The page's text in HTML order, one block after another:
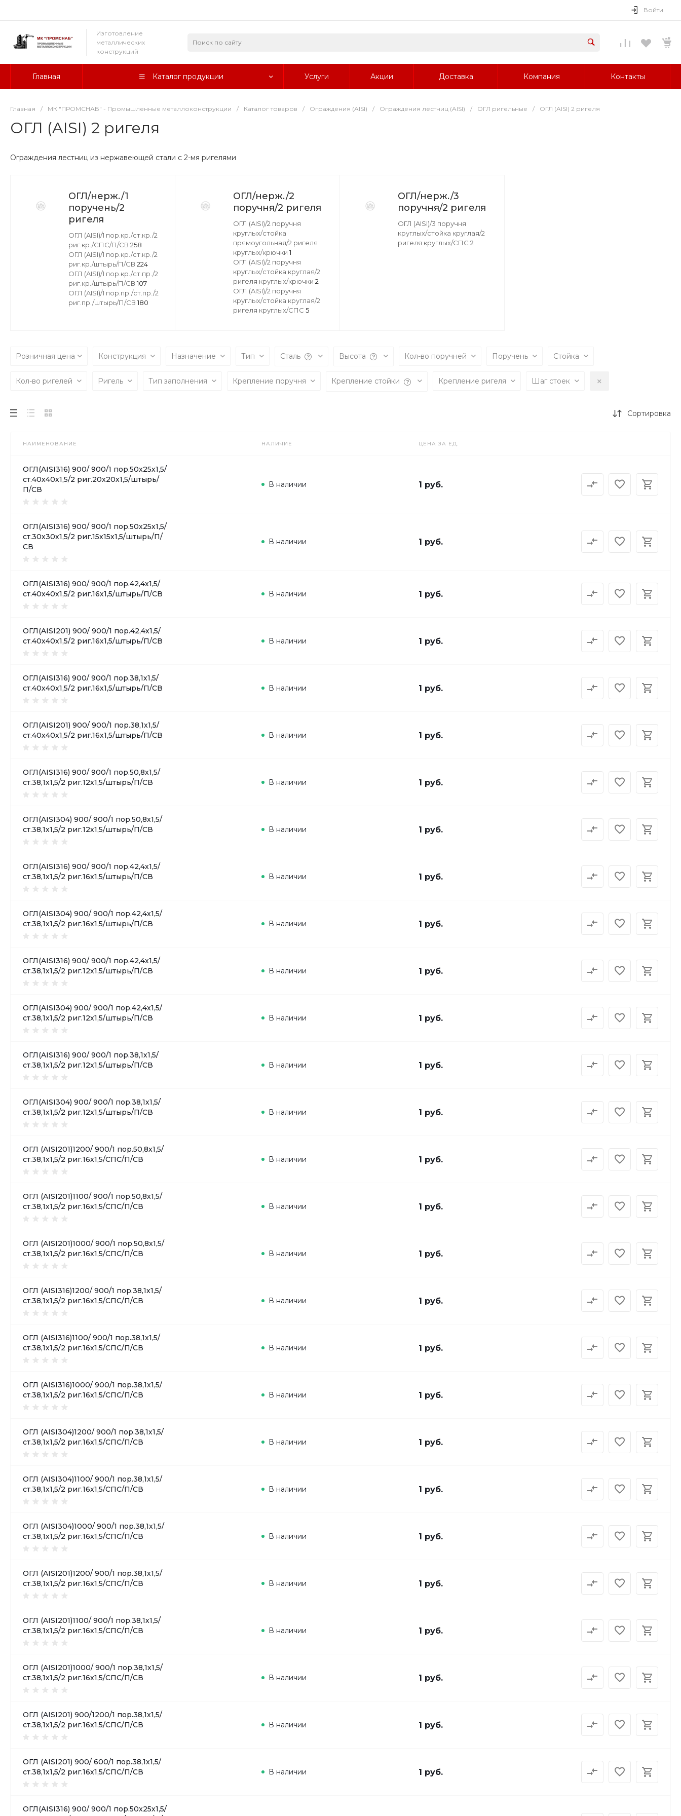
Войти
Изготовление
металлических
конструкций
Главная Каталог продукции Услуги Акции Доставка Компания Контакты
Главная / МК "ПРОМСНАБ" - Промышленные металлоконструкции / Каталог товаров / Ограждения (AISI) / Ограждения лестниц (AISI) / ОГЛ ригельные / ОГЛ (AISI) 2 ригеля
ОГЛ (AISI) 2 ригеля
Ограждения лестниц из нержавеющей стали с 2-мя ригелями
ОГЛ/нерж./1
поручень/2
ригеля
ОГЛ (AISI)/1 пор.кр./ст.кр./2
риг.кр./СПС/П/СВ 258
ОГЛ (AISI)/1 пор.кр./ст.кр./2
риг.кр./штырь/П/СВ 224
ОГЛ (AISI)/1 пор.кр./ст.пр./2
риг.кр./штырь/П/СВ 107
ОГЛ (AISI)/1 пор.пр./ст.пр./2
риг.пр./штырь/П/СВ 180
ОГЛ/нерж./2
поручня/2 ригеля
ОГЛ (AISI)/2 поручня
круглых/стойка
прямоугольная/2 ригеля
круглых/крючки 1
ОГЛ (AISI)/2 поручня
круглых/стойка круглая/2
ригеля круглых/крючки 2
ОГЛ (AISI)/2 поручня
круглых/стойка круглая/2
ригеля круглых/СПС 5
ОГЛ/нерж./3
поручня/2 ригеля
ОГЛ (AISI)/3 поручня
круглых/стойка круглая/2
ригеля круглых/СПС 2
Розничная цена Конструкция Назначение Тип Сталь Высота Кол-во поручней Поручень Стойка
Кол-во ригелей Ригель Тип заполнения Крепление поручня Крепление стойки Крепление ригеля Шаг стоек
Сортировка
НАИМЕНОВАНИЕ НАЛИЧИЕ ЦЕНА ЗА ЕД.
ОГЛ(AISI316) 900/ 900/1 пор.50х25х1,5/
ст.40х40х1,5/2 риг.20х20х1,5/штырь/
П/СВ
В наличии 1 руб.
ОГЛ(AISI316) 900/ 900/1 пор.50х25х1,5/
ст.30х30х1,5/2 риг.15х15х1,5/штырь/П/
СВ
В наличии 1 руб.
ОГЛ(AISI316) 900/ 900/1 пор.42,4х1,5/
ст.40х40х1,5/2 риг.16х1,5/штырь/П/СВ
В наличии 1 руб.
ОГЛ(AISI201) 900/ 900/1 пор.42,4х1,5/
ст.40х40х1,5/2 риг.16х1,5/штырь/П/СВ
В наличии 1 руб.
ОГЛ(AISI316) 900/ 900/1 пор.38,1х1,5/
ст.40х40х1,5/2 риг.16х1,5/штырь/П/СВ
В наличии 1 руб.
ОГЛ(AISI201) 900/ 900/1 пор.38,1х1,5/
ст.40х40х1,5/2 риг.16х1,5/штырь/П/СВ
В наличии 1 руб.
ОГЛ(AISI316) 900/ 900/1 пор.50,8х1,5/
ст.38,1х1,5/2 риг.12х1,5/штырь/П/СВ
В наличии 1 руб.
ОГЛ(AISI304) 900/ 900/1 пор.50,8х1,5/
ст.38,1х1,5/2 риг.12х1,5/штырь/П/СВ
В наличии 1 руб.
ОГЛ(AISI316) 900/ 900/1 пор.42,4х1,5/
ст.38,1х1,5/2 риг.16х1,5/штырь/П/СВ
В наличии 1 руб.
ОГЛ(AISI304) 900/ 900/1 пор.42,4х1,5/
ст.38,1х1,5/2 риг.16х1,5/штырь/П/СВ
В наличии 1 руб.
ОГЛ(AISI316) 900/ 900/1 пор.42,4х1,5/
ст.38,1х1,5/2 риг.12х1,5/штырь/П/СВ
В наличии 1 руб.
ОГЛ(AISI304) 900/ 900/1 пор.42,4х1,5/
ст.38,1х1,5/2 риг.12х1,5/штырь/П/СВ
В наличии 1 руб.
ОГЛ(AISI316) 900/ 900/1 пор.38,1х1,5/
ст.38,1х1,5/2 риг.12х1,5/штырь/П/СВ
В наличии 1 руб.
ОГЛ(AISI304) 900/ 900/1 пор.38,1х1,5/
ст.38,1х1,5/2 риг.12х1,5/штырь/П/СВ
В наличии 1 руб.
ОГЛ (AISI201)1200/ 900/1 пор.50,8х1,5/
ст.38,1х1,5/2 риг.16х1,5/СПС/П/СВ
В наличии 1 руб.
ОГЛ (AISI201)1100/ 900/1 пор.50,8х1,5/
ст.38,1х1,5/2 риг.16х1,5/СПС/П/СВ
В наличии 1 руб.
ОГЛ (AISI201)1000/ 900/1 пор.50,8х1,5/
ст.38,1х1,5/2 риг.16х1,5/СПС/П/СВ
В наличии 1 руб.
ОГЛ (AISI316)1200/ 900/1 пор.38,1х1,5/
ст.38,1х1,5/2 риг.16х1,5/СПС/П/СВ
В наличии 1 руб.
ОГЛ (AISI316)1100/ 900/1 пор.38,1х1,5/
ст.38,1х1,5/2 риг.16х1,5/СПС/П/СВ
В наличии 1 руб.
ОГЛ (AISI316)1000/ 900/1 пор.38,1х1,5/
ст.38,1х1,5/2 риг.16х1,5/СПС/П/СВ
В наличии 1 руб.
ОГЛ (AISI304)1200/ 900/1 пор.38,1х1,5/
ст.38,1х1,5/2 риг.16х1,5/СПС/П/СВ
В наличии 1 руб.
ОГЛ (AISI304)1100/ 900/1 пор.38,1х1,5/
ст.38,1х1,5/2 риг.16х1,5/СПС/П/СВ
В наличии 1 руб.
ОГЛ (AISI304)1000/ 900/1 пор.38,1х1,5/
ст.38,1х1,5/2 риг.16х1,5/СПС/П/СВ
В наличии 1 руб.
ОГЛ (AISI201)1200/ 900/1 пор.38,1х1,5/
ст.38,1х1,5/2 риг.16х1,5/СПС/П/СВ
В наличии 1 руб.
ОГЛ (AISI201)1100/ 900/1 пор.38,1х1,5/
ст.38,1х1,5/2 риг.16х1,5/СПС/П/СВ
В наличии 1 руб.
ОГЛ (AISI201)1000/ 900/1 пор.38,1х1,5/
ст.38,1х1,5/2 риг.16х1,5/СПС/П/СВ
В наличии 1 руб.
ОГЛ (AISI201) 900/1200/1 пор.38,1х1,5/
ст.38,1х1,5/2 риг.16х1,5/СПС/П/СВ
В наличии 1 руб.
ОГЛ (AISI201) 900/ 600/1 пор.38,1х1,5/
ст.38,1х1,5/2 риг.16х1,5/СПС/П/СВ
В наличии 1 руб.
ОГЛ(AISI316) 900/ 900/1 пор.50х25х1,5/